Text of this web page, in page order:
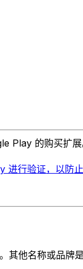
Play 的购买扩展
行验证，以防止
其他名称或品牌